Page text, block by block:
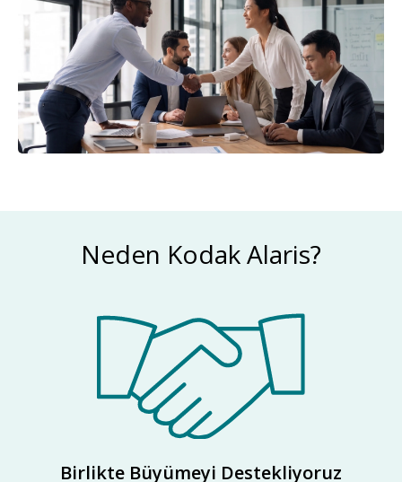
Neden Kodak Alaris?
Birlikte Büyümeyi Destekliyoruz